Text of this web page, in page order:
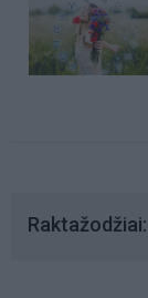
Raktažodžiai